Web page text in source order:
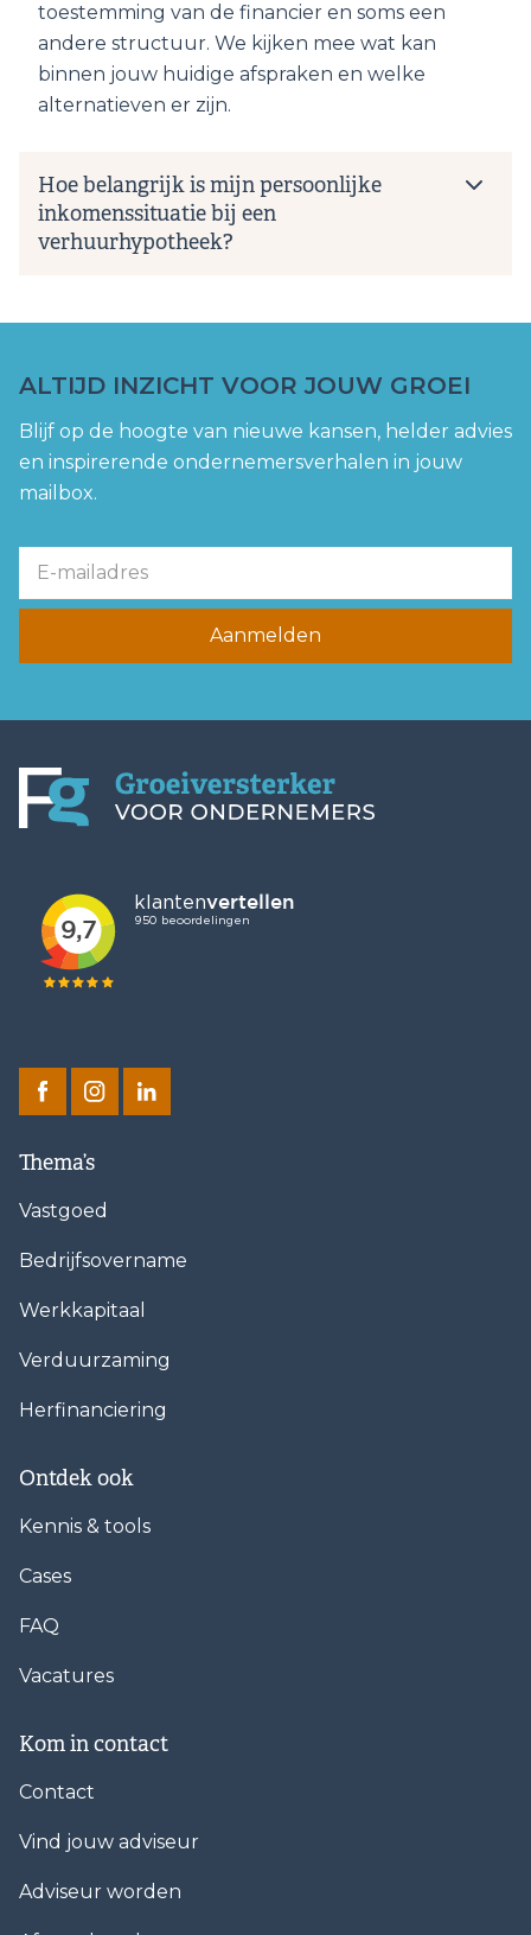
toestemming van de financier en soms een
andere structuur. We kijken mee wat kan
binnen jouw huidige afspraken en welke
alternatieven er zijn.
Hoe belangrijk is mijn persoonlijke
inkomenssituatie bij een
verhuurhypotheek?
ALTIJD INZICHT VOOR JOUW GROEI
Blijf op de hoogte van nieuwe kansen, helder advies
en inspirerende ondernemersverhalen in jouw
mailbox.
Aanmelden
Thema’s
Vastgoed
Bedrijfsovername
Werkkapitaal
Verduurzaming
Herfinanciering
Ontdek ook
Kennis & tools
Cases
FAQ
Vacatures
Kom in contact
Contact
Vind jouw adviseur
Adviseur worden